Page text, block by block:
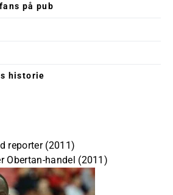
på pub
historie
reporter (2011)
Obertan-handel (2011)